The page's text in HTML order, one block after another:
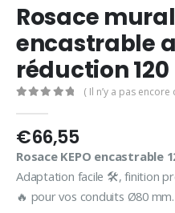
Rosace
encastrable
réduction
( Il n’y a pas encore
€66,55
Rosace KEPO encastrable
Adaptation facile 🛠️, finition
🔥 pour vos conduits Ø80 mm.